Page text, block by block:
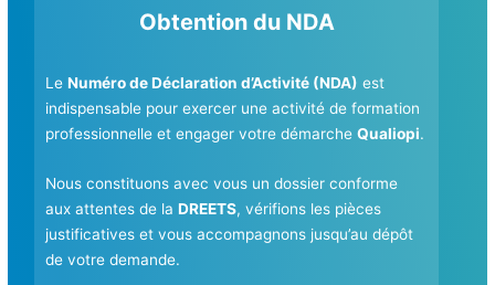
Obtention du NDA
LeNuméro de Déclaration d’Activité (NDA) est
indispensable pour exercer une activité de formation
professionnelle et engager votre démarcheQualiopi.
Nous constituons avec vous un dossier conforme
aux attentes de laDREETS, vérifions les pièces
justificatives et vous accompagnons jusqu’au dépôt
de votre demande.